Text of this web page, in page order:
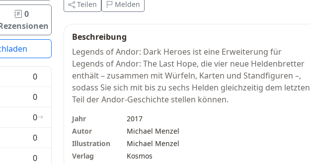
0
0
0
0
0
0
Teilen
Melden
Beschreibung
Legends of Andor: Dark Heroes ist eine Erweiterung für
Legends of Andor: The Last Hope, die vier neue Heldenbretter
enthält – zusammen mit Würfeln, Karten und Standfiguren –,
sodass Sie sich mit bis zu sechs Helden gleichzeitig dem letzten
Teil der Andor-Geschichte stellen können.
Jahr
2017
Autor
Michael Menzel
Illustration
Michael Menzel
Verlag
Kosmos